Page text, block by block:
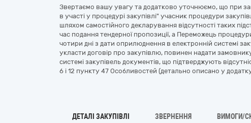
Звертаємо вашу увагу та додатково уточнюємо, що при
в участі у процедурі закупівлі" учасник процедури
шляхом самостійного декларування відсутності таких
час подання тендерної пропозиції, а Переможець
чотири дні з дати оприлюднення в електронній системі
укласти договір про закупівлю, повинен надати
системі закупівель документів, що підтверджують
6 і 12 пункту 47 Особливостей (детально описано у
ДЕТАЛІ ЗАКУПІВЛІ ЗВЕРНЕННЯ ВИМОГИ/